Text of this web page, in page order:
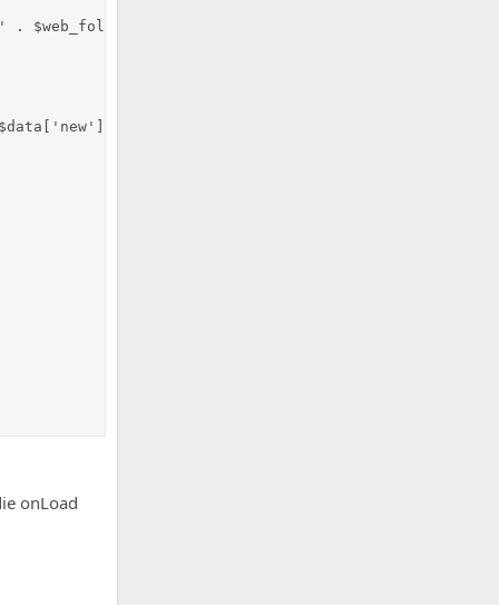
. $web_folder . '/');
' . $web_folder);
onLoad